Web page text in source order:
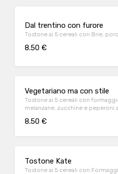
Dal trentino con furore
Tostone ai 5 cereali con Brie,
8.50 €
Vegetariano ma con stile
Tostone ai 5 cereali con
melanzane, zucchine e peperoni
8.50 €
Tostone Kate
Tostone ai 5 cereali con